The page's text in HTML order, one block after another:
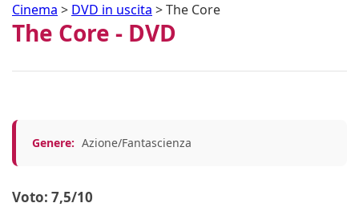
Cinema > DVD in uscita >The Core
The Core - DVD
Genere: Azione/Fantascienza
Voto: 7,5/10